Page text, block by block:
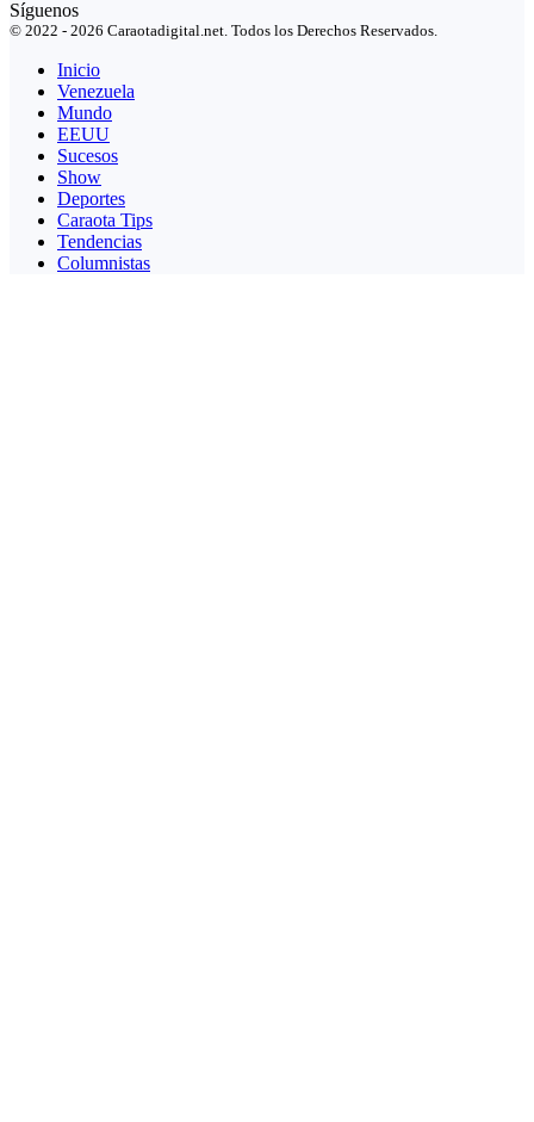
Síguenos
© 2022 - 2026 Caraotadigital.net. Todos los Derechos Reservados.
Inicio
Venezuela
Mundo
EEUU
Sucesos
Show
Deportes
Caraota Tips
Tendencias
Columnistas